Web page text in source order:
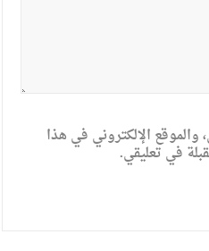
الإلكتروني في هذا
في تعليقي.